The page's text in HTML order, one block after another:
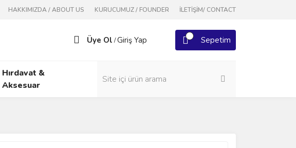
HAKKIMIZDA / ABOUT US KURUCUMUZ / FOUNDER İLETİŞİM/ CONTACT
Üye Ol /Giriş Yap Sepetim
Hırdavat &
Aksesuar